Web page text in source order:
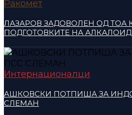
Ракомет
ЛАЗАРОВ ЗАДОВОЛЕН ОД ТОА
ПОДГОТОВКИТЕ НА АЛКАЛОИД
Интернационалци
АШКОВСКИ ПОТПИША ЗА
СЛЕМАН